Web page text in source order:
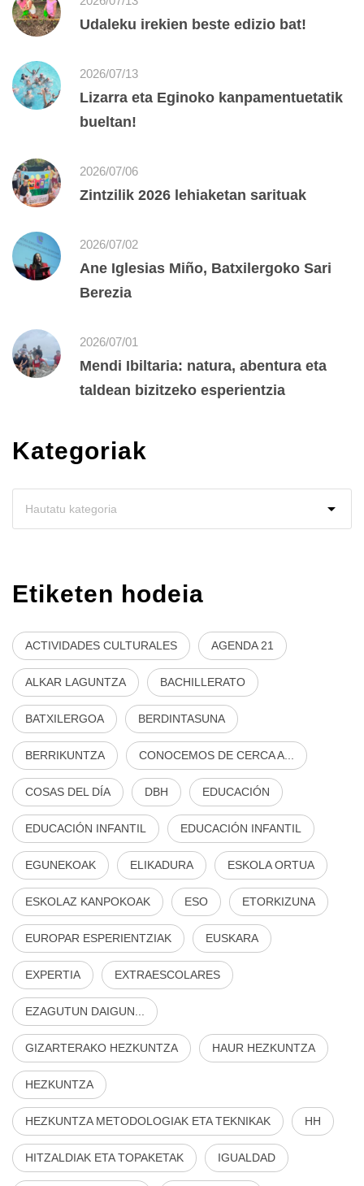
Udaleku irekien beste edizio bat!
2026/07/13
Lizarra eta Eginoko kanpamentuetatik
bueltan!
2026/07/06
Zintzilik 2026 lehiaketan sarituak
2026/07/02
Ane Iglesias Miño, Batxilergoko Sari
Berezia
2026/07/01
Mendi Ibiltaria: natura, abentura eta
taldean bizitzeko esperientzia
Kategoriak
Etiketen hodeia
ACTIVIDADES CULTURALES AGENDA 21
ALKAR LAGUNTZA BACHILLERATO
BATXILERGOA BERDINTASUNA
BERRIKUNTZA CONOCEMOS DE CERCA A...
COSAS DEL DÍA DBH EDUCACIÓN
EDUCACIÓN INFANTIL EDUCACIÓN INFANTIL
EGUNEKOAK ELIKADURA ESKOLA ORTUA
ESKOLAZ KANPOKOAK ESO ETORKIZUNA
EUROPAR ESPERIENTZIAK EUSKARA
EXPERTIA EXTRAESCOLARES
EZAGUTUN DAIGUN...
GIZARTERAKO HEZKUNTZA HAUR HEZKUNTZA
HEZKUNTZA
HEZKUNTZA METODOLOGIAK ETA TEKNIKAK HH
HITZALDIAK ETA TOPAKETAK IGUALDAD